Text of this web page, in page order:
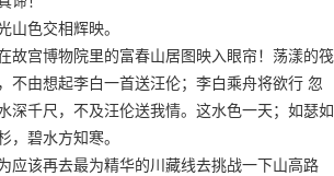
山色交相辉映。
故宫博物院里的富春山居图映入眼帘！荡漾的筏
不由想起李白一首送汪伦；李白乘舟将欲行 忽
深千尺，不及汪伦送我情。这水色一天；如瑟如
，碧水方知寒。
应该再去最为精华的川藏线去挑战一下山高路